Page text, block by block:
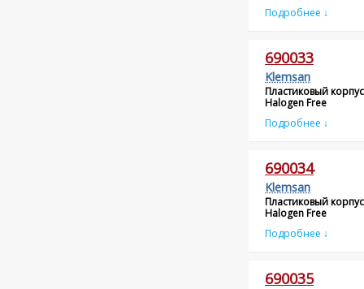
Подробнее ↓
690033
Klemsan
Пластиковый
Halogen Free
Подробнее ↓
690034
Klemsan
Пластиковый
Halogen Free
Подробнее ↓
690035